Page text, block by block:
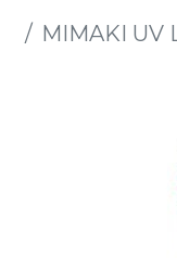
MIMAKI UV